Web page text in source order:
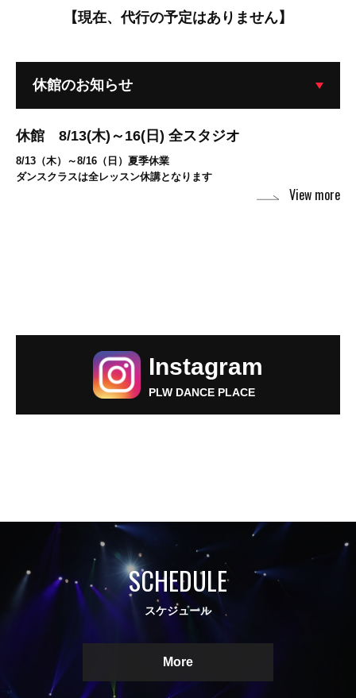
【現在、代行の予定はありません】
休館のお知らせ
休館 8/13(木)～16(日) 全スタジオ
8/13（木）～8/16（日）夏季休業
ダンスクラスは全レッスン休講となります
View more
Instagram
PLW DANCE PLACE
SCHEDULE
スケジュール
More